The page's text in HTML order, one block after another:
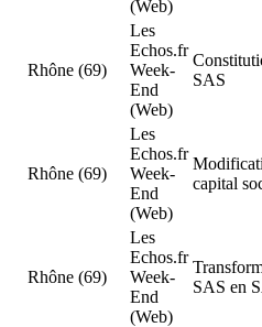
(Web)
Rhône (69)
Les
Echos.fr
Week-
End
(Web)
SAS
Rhône (69)
Les
Echos.fr
Week-
End
(Web)
capital
Rhône (69)
Les
Echos.fr
Week-
End
(Web)
SAS en